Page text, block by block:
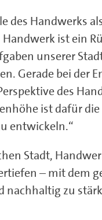
des Handwerks
ist ein
unserer
Gerade bei der
des
ist dafür
entwickeln.“
Stadt,
– mit dem
nachhaltig zu